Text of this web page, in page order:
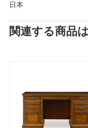
日本
関連する商品